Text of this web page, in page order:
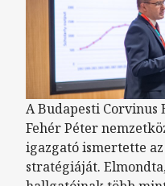
A Budapesti Corvinus
Fehér Péter
igazgató ismertette
stratégiáját.